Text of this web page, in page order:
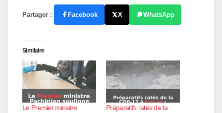
Partager : Facebook X WhatsApp
Similaire
Le Premier ministre
Préparatifs ratés de la